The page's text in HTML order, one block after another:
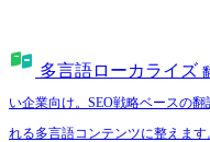
多言語ローカライズ
い企業向け。SEO戦略ベースの
れる多言語コンテンツに整えます